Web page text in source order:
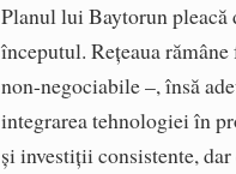
Planul lui Baytorun pleacă
începutul. Rețeaua
non-negociabile –, însă
integrarea tehnologiei în
și investiții consistente,